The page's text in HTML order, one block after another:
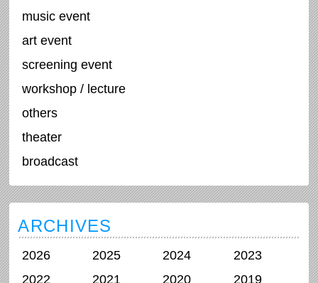
music event
art event
screening event
workshop / lecture
others
theater
broadcast
ARCHIVES
2026 2025 2024
2023
2022
2021 2020 2019